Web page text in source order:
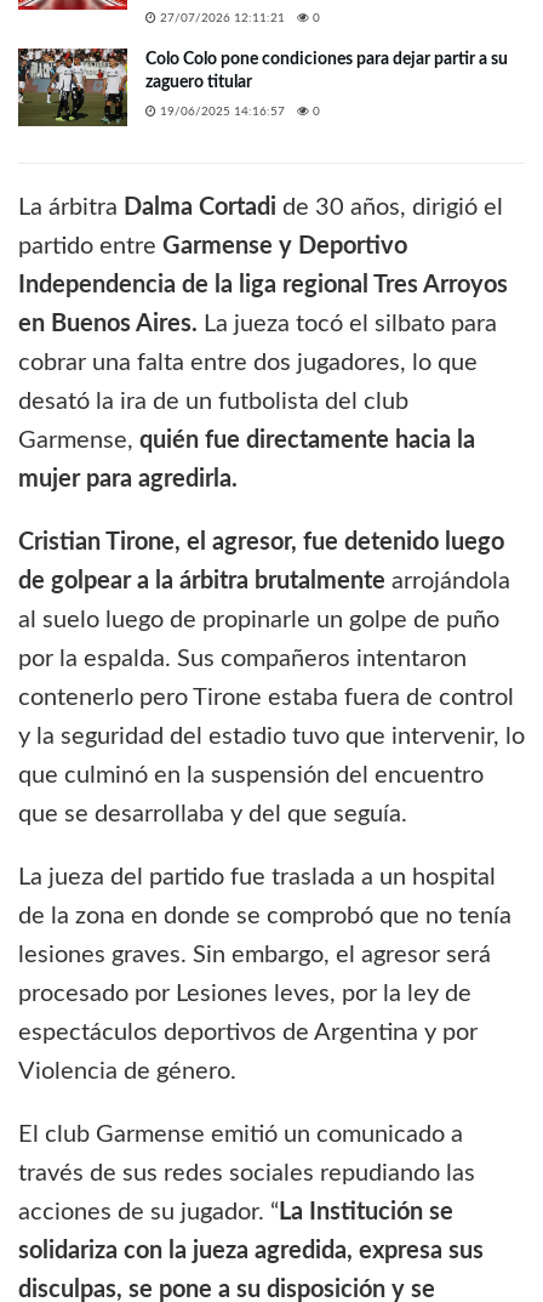
27/07/2026 12:11:21 0
Colo Colo pone condiciones para dejar partir a su
zaguero titular
19/06/2025 14:16:57 0
La árbitra Dalma Cortadi de 30 años, dirigió el
partido entre Garmense y Deportivo
Independencia de la liga regional Tres Arroyos
en Buenos Aires. La jueza tocó el silbato para
cobrar una falta entre dos jugadores, lo que
desató la ira de un futbolista del club
Garmense, quién fue directamente hacia la
mujer para agredirla.
Cristian Tirone, el agresor, fue detenido luego
de golpear a la árbitra brutalmente arrojándola
al suelo luego de propinarle un golpe de puño
por la espalda. Sus compañeros intentaron
contenerlo pero Tirone estaba fuera de control
y la seguridad del estadio tuvo que intervenir, lo
que culminó en la suspensión del encuentro
que se desarrollaba y del que seguía.
La jueza del partido fue traslada a un hospital
de la zona en donde se comprobó que no tenía
lesiones graves. Sin embargo, el agresor será
procesado por Lesiones leves, por la ley de
espectáculos deportivos de Argentina y por
Violencia de género.
El club Garmense emitió un comunicado a
través de sus redes sociales repudiando las
acciones de su jugador. “ La Institución se
solidariza con la jueza agredida, expresa sus
disculpas, se pone a su disposición y se